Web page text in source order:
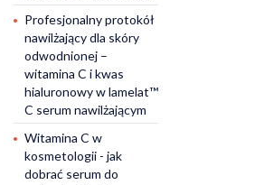
Profesjonalny protokół
nawilżający dla skóry
odwodnionej –
witamina C i kwas
hialuronowy w lamelat™
C serum nawilżającym
Witamina C w
kosmetologii - jak
dobrać serum do